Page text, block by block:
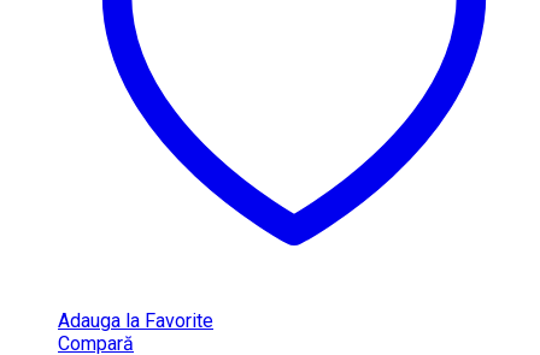
Adauga la Favorite
Compară